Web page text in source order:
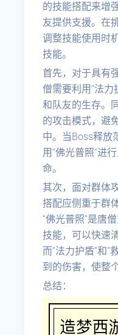
的技能搭配来增
友提供支援。在
调整技能使用时
技能。
首先，对于具有
僧需要利用“法力
和队友的生存。
的攻击模式，避
中。当Boss释放
用“佛光普照”进
命。
其次，面对群体
搭配应侧重于群
“佛光普照”是唐
技能，可以快速
而“法力护盾”和“
到的伤害，使整
总结：